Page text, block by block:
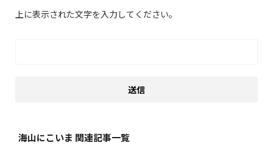
上に表示された文字を入力してください。
海山にこいま 関連記事一覧